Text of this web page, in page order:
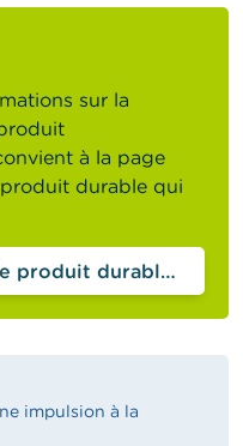
sur la
à la page
durable qui
Comment sélectionner le produit durable qui vous convient ?
impulsion à la